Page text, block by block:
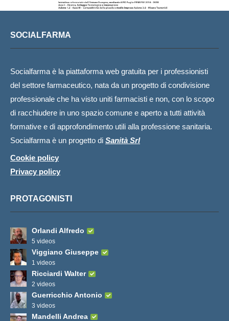
SOCIALFARMA
Socialfarma è la piattaforma web gratuita per i professionisti
del settore farmaceutico, nata da un progetto di condivisione
professionale che ha visto uniti farmacisti e non, con lo scopo
di racchiudere in uno spazio comune e aperto a tutti attività
formative e di approfondimento utili alla professione sanitaria.
Socialfarma è un progetto di Sanità Srl
Cookie policy
Privacy policy
PROTAGONISTI
Orlandi Alfredo
5 videos
Viggiano Giuseppe
1 videos
Ricciardi Walter
2 videos
Guerricchio Antonio
3 videos
Mandelli Andrea